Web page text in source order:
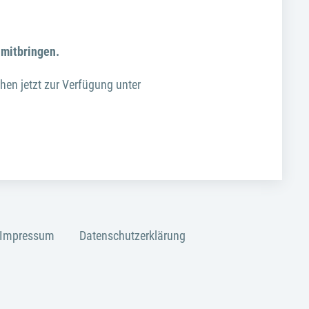
jetzt zur Verfügung unter
Datenschutzerklärung